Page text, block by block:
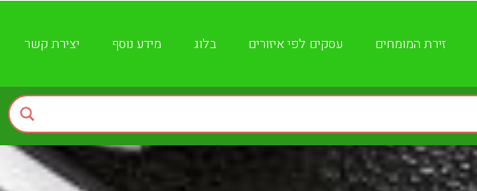
זירת המומחים עסקים לפי איזורים בלוג מידע נוסף יצירת קשר